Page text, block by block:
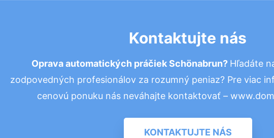
Kontaktujte nás
Oprava automatických práčiek Schönabrun? Hľadáte
zodpovedných profesionálov za rozumný peniaz? Pre viac
cenovú ponuku nás neváhajte kontaktovať –
KONTAKTUJTE NÁS